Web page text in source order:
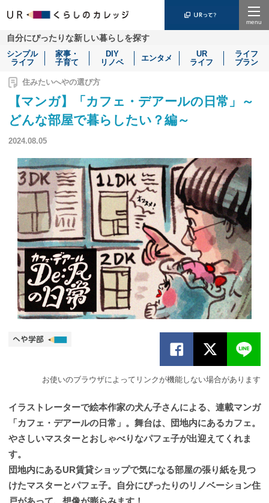
自分にぴったりな新しい暮らしを探す
シンプル
ライフ
家事・
子育て
DIY
リノベ
エンタメ
UR
ライフ
ライフ
プラン
住みたいへやの選び方
【マンガ】「カフェ・デアールの日常」～
どんな部屋で暮らしたい？編～
2024.08.05
お使いのブラウザによってリンクが機能しない場合があります
イラストレーターで絵本作家の犬ん子さんによる、連載マンガ
「カフェ・デアールの日常」。舞台は、団地内にあるカフェ。
やさしいマスターとおしゃべりなパフェ子が出迎えてくれま
す。
団地内にあるUR賃貸ショップで気になる部屋の張り紙を見つ
けたマスターとパフェ子。自分にぴったりのリノベーション住
戸があって、想像が膨らみます！